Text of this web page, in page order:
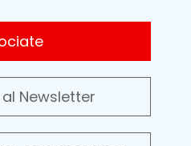
Newsletter